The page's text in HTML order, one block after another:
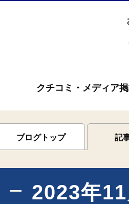
クチコミ・メディア
ブログトップ 記
2023年